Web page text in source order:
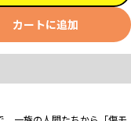
カートに追加